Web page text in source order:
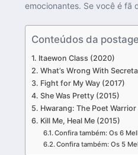
emocionantes. Se você é fã
Conteúdos da
Itaewon Class (2020)
What’s Wrong With
Fight for My Way (2017)
She Was Pretty (2015)
Hwarang: The Poet
Kill Me, Heal Me (2015)
Confira também: Os 6
Confira também: Os 5